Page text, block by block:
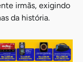
irmãs, exigindo
da história.